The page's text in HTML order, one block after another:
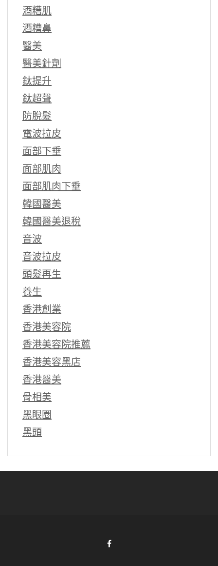
酒糟肌
酒糟鼻
醫美
醫美針劑
鈦提升
鈦超聲
防脫髮
電波拉皮
面部下垂
面部肌肉
面部肌肉下垂
韓國醫美
韓國醫美退稅
音波
音波拉皮
頭髮再生
養生
香港創業
香港美容院
香港美容院推薦
香港美容黑店
香港醫美
骨相美
黑眼圈
黑頭